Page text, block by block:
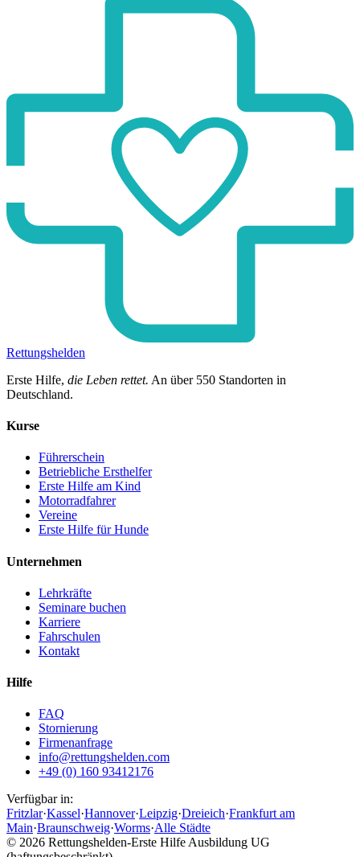
Rettungshelden
Erste Hilfe, die Leben rettet. An über 550 Standorten in
Deutschland.
Kurse
Führerschein
Betriebliche Ersthelfer
Erste Hilfe am Kind
Motorradfahrer
Vereine
Erste Hilfe für Hunde
Unternehmen
Lehrkräfte
Seminare buchen
Karriere
Fahrschulen
Kontakt
Hilfe
FAQ
Stornierung
Firmenanfrage
info@rettungshelden.com
+49 (0) 160 93412176
Verfügbar in:
Fritzlar·Kassel·Hannover·Leipzig·Dreieich·Frankfurt am
Main·Braunschweig·Worms·Alle Städte
© 2026 Rettungshelden-Erste Hilfe Ausbildung UG